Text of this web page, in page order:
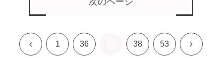
前 1 36 38 53 次